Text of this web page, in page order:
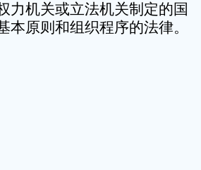
力机关或立法机关制定的国
本原则和组织程序的法律。